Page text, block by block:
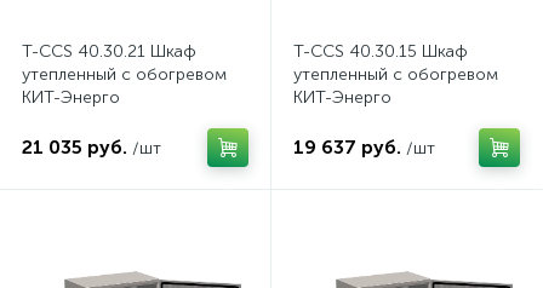
T-CCS 40.30.21 Шкаф
утепленный с обогревом
КИТ-Энерго
21 035 руб. /шт
T-CCS 40.30.15 Шкаф
утепленный с обогревом
КИТ-Энерго
19 637 руб. /шт